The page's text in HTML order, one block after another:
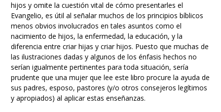
hijos y omite la cuestión vital de cómo presentarles el
Evangelio, es útil al señalar muchos de los principios bíblicos
menos obvios involucrados en tales asuntos como el
nacimiento de hijos, la enfermedad, la educación, y la
diferencia entre criar hijas y criar hijos. Puesto que muchas de
las ilustraciones dadas y algunos de los énfasis hechos no
serían igualmente pertinentes para toda situación, sería
prudente que una mujer que lee este libro procure la ayuda de
sus padres, esposo, pastores (y/o otros consejeros legítimos
y apropiados) al aplicar estas enseñanzas.